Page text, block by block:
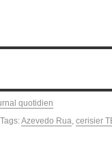
quotidien
Tags:Azevedo Rua, cerisier